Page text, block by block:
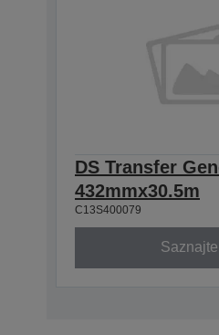
DS Transfer
432mmx30.5m
C13S400079